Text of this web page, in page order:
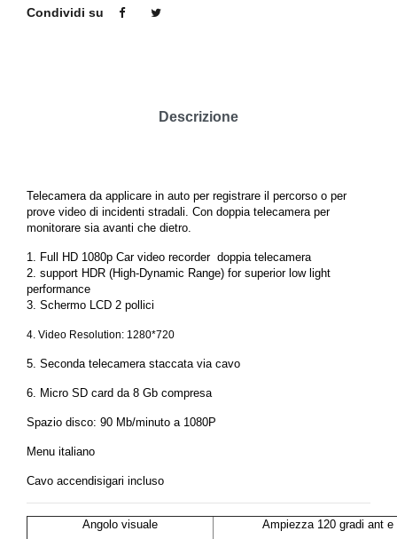
Condividi su
Descrizione
Telecamera da applicare in auto per registrare il percorso o per
prove video di incidenti stradali. Con doppia telecamera per
monitorare sia avanti che dietro.
1. Full HD 1080p Car video recorder doppia telecamera
2. support HDR (High-Dynamic Range) for superior low light
performance
3. Schermo LCD 2 pollici
4. Video Resolution: 1280*720
5. Seconda telecamera staccata via cavo
6. Micro SD card da 8 Gb compresa
Spazio disco: 90 Mb/minuto a 1080P
Menu italiano
Cavo accendisigari incluso
Angolo visuale Ampiezza 120 gradi ant e